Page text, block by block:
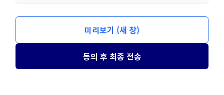
미리보기 (새 창)
동의 후 최종 전송